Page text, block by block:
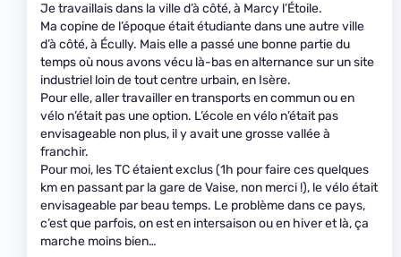
Je travaillais dans la ville d’à côté, à Marcy l’Étoile.
Ma copine de l’époque était étudiante dans une autre ville
d’à côté, à Écully. Mais elle a passé une bonne partie du
temps où nous avons vécu là-bas en alternance sur un site
industriel loin de tout centre urbain, en Isère.
Pour elle, aller travailler en transports en commun ou en
vélo n’était pas une option. L’école en vélo n’était pas
envisageable non plus, il y avait une grosse vallée à
franchir.
Pour moi, les TC étaient exclus (1h pour faire ces quelques
km en passant par la gare de Vaise, non merci !), le vélo était
envisageable par beau temps. Le problème dans ce pays,
c’est que parfois, on est en intersaison ou en hiver et là, ça
marche moins bien…